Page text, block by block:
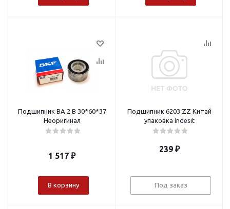
Подшипник ВА 2 В 30*60*37
Неоригинал
1 517 ₽
В корзину
Подшипник 6203 ZZ Китай
упаковка Indesit
239₽
Под заказ